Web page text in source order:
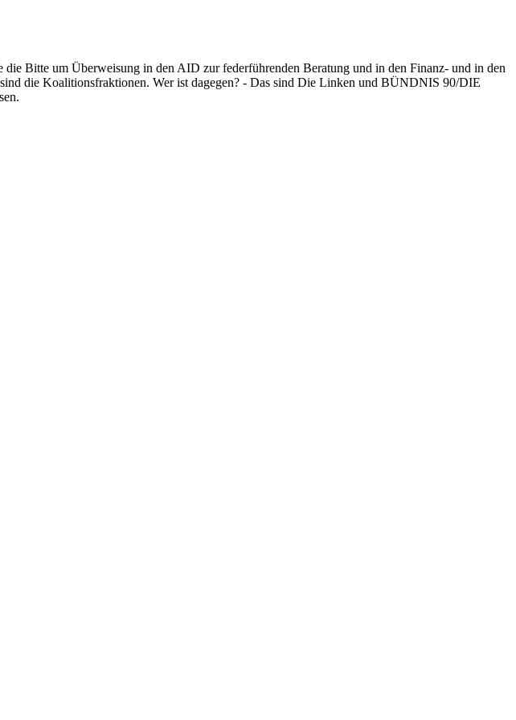
Bitte um Überweisung in den AID zur federführenden Beratung und in den Finanz- und in den
die Koalitionsfraktionen. Wer ist dagegen? - Das sind Die Linken und BÜNDNIS 90/DIE